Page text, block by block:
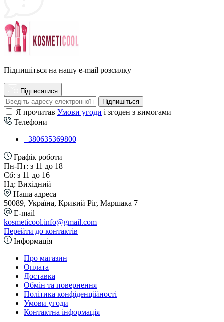
Підпишіться на нашу e-mail розсилку
Підписатися
Підпишіться
Я прочитав Умови угоди і згоден з вимогами
Телефони
+380635369800
Графік роботи
Пн-Пт: з 11 до 18
Сб: з 11 до 16
Нд: Вихідний
Наша адреса
50089, Україна, Кривий Ріг, Маршака 7
E-mail
kosmeticool.info@gmail.com
Перейти до контактів
Інформація
Про магазин
Оплата
Доставка
Обмін та повернення
Політика конфіденційності
Умови угоди
Контактна інформація